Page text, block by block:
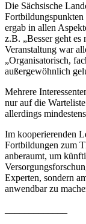
Die Sächsische
ergab in allen
z.B. „Besser geht
Veranstaltung war
„Organisatorisch,
außergewöhnlich
Mehrere
nur auf die
allerdings
Im kooperierenden
Fortbildungen zum
anberaumt, um
Experten, sondern
anwendbar zu